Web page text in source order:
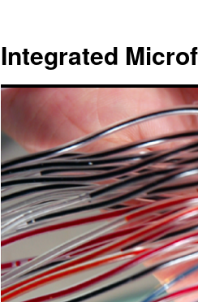
主
內
容
Integrated